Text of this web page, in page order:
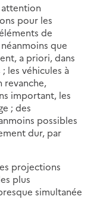
pour les
de
que
a priori, dans
les véhicules à
revanche,
important, les
; des
possibles
dur, par
projections
plus
simultanée